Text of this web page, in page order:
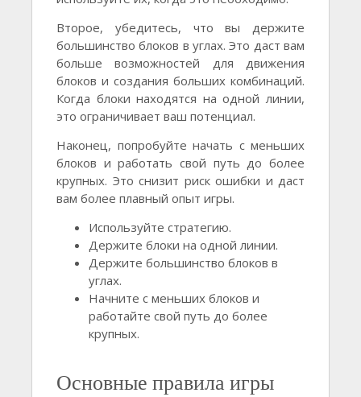
Второе, убедитесь, что вы держите
большинство блоков в углах. Это даст вам
больше возможностей для движения
блоков и создания больших комбинаций.
Когда блоки находятся на одной линии,
это ограничивает ваш потенциал.
Наконец, попробуйте начать с меньших
блоков и работать свой путь до более
крупных. Это снизит риск ошибки и даст
вам более плавный опыт игры.
Используйте стратегию.
Держите блоки на одной линии.
Держите большинство блоков в
углах.
Начните с меньших блоков и
работайте свой путь до более
крупных.
Основные правила игры